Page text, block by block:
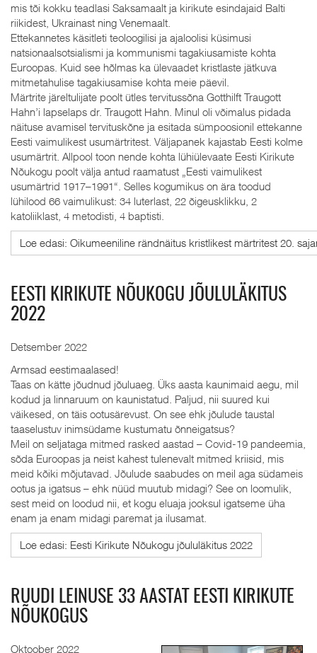
mis tõi kokku teadlasi Saksamaalt ja kirikute esindajaid Balti
riikidest, Ukrainast ning Venemaalt.
Ettekannetes käsitleti teoloogilisi ja ajaloolisi küsimusi
natsionaalsotsialismi ja kommunismi tagakiusamiste kohta
Euroopas. Kuid see hõlmas ka ülevaadet kristlaste jätkuva
mitmetahulise tagakiusamise kohta meie päevil.
Märtrite järeltulijate poolt ütles tervitussõna Gotthilft Traugott
Hahn’i lapselaps dr. Traugott Hahn. Minul oli võimalus pidada
näituse avamisel tervituskõne ja esitada sümpoosionil ettekanne
Eesti vaimulikest usumärtritest. Väljapanek kajastab Eesti kolme
usumärtrit. Allpool toon nende kohta lühiülevaate Eesti Kirikute
Nõukogu poolt välja antud raamatust „Eesti vaimulikest
usumärtrid 1917–1991“. Selles kogumikus on ära toodud
lühilood 66 vaimulikust: 34 luterlast, 22 õigeusklikku, 2
katoliiklast, 4 metodisti, 4 baptisti.
Loe edasi: Oikumeeniline rändnäitus kristlikest märtritest 20.
EESTI KIRIKUTE NÕUKOGU JÕULULÄKITUS
2022
Detsember 2022
Armsad eestimaalased!
Taas on kätte jõudnud jõuluaeg. Üks aasta kaunimaid aegu, mil
kodud ja linnaruum on kaunistatud. Paljud, nii suured kui
väikesed, on täis ootusärevust. On see ehk jõulude taustal
taaselustuv inimsüdame kustumatu õnneigatsus?
Meil on seljataga mitmed rasked aastad – Covid-19 pandeemia,
sõda Euroopas ja neist kahest tulenevalt mitmed kriisid, mis
meid kõiki mõjutavad. Jõulude saabudes on meil aga südameis
ootus ja igatsus – ehk nüüd muutub midagi? See on loomulik,
sest meid on loodud nii, et kogu eluaja jooksul igatseme üha
enam ja enam midagi paremat ja ilusamat.
Loe edasi: Eesti Kirikute Nõukogu jõululäkitus 2022
RUUDI LEINUSE 33 AASTAT EESTI KIRIKUTE
NÕUKOGUS
Oktoober 2022